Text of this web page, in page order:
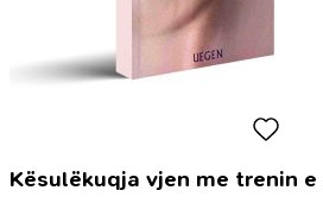
Kësulëkuqja vjen me trenin